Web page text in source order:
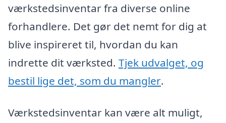
værkstedsinventar fra diverse online
forhandlere. Det gør det nemt for dig at
blive inspireret til, hvordan du kan
indrette dit værksted. Tjek udvalget, og
bestil lige det, som du mangler.
Værkstedsinventar kan være alt muligt,